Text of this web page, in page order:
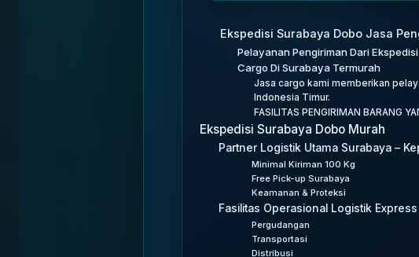
Ekspedisi Surabaya Dobo Jasa
Pelayanan Pengiriman Dari
Cargo Di Surabaya Termurah
Jasa cargo kami memberikan
Indonesia Timur.
FASILITAS PENGIRIMAN BARANG
Ekspedisi Surabaya Dobo Murah
Partner Logistik Utama Surabaya –
Minimal Kiriman 100 Kg
Free Pick-up Surabaya
Keamanan & Proteksi
Fasilitas Operasional Logistik Express
Pergudangan
Transportasi
Distribusi